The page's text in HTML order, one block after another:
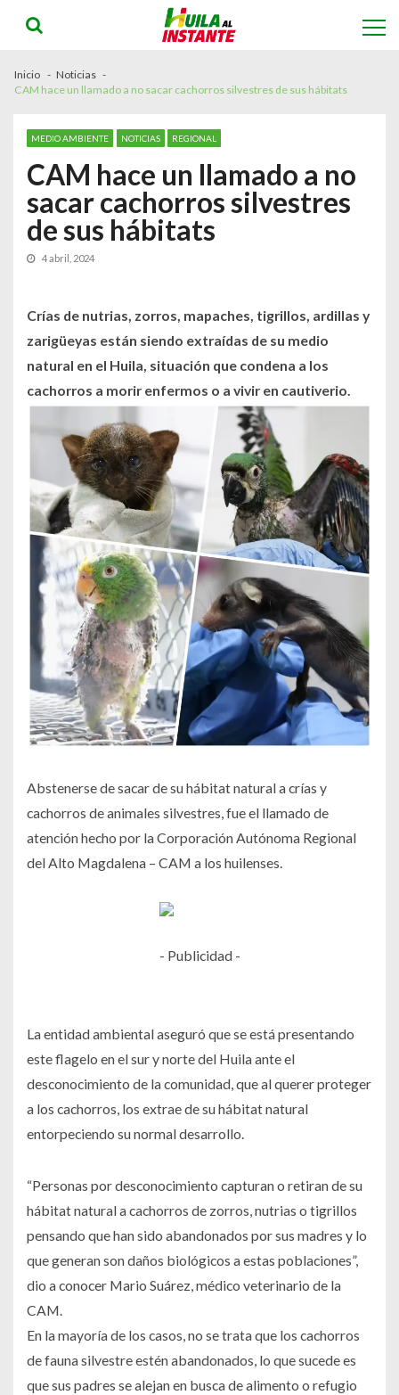
navigation
content
Inicio
Noticias
CAM hace un llamado a no sacar cachorros silvestres de sus hábitats
MEDIO AMBIENTE NOTICIAS REGIONAL
CAM hace un llamado a no
sacar cachorros silvestres
de sus hábitats
4 abril, 2024
Crías de nutrias, zorros, mapaches, tigrillos, ardillas y
zarigüeyas están siendo extraídas de su medio
natural en el Huila, situación que condena a los
cachorros a morir enfermos o a vivir en cautiverio.
Abstenerse de sacar de su hábitat natural a crías y
cachorros de animales silvestres, fue el llamado de
atención hecho por la Corporación Autónoma Regional
del Alto Magdalena – CAM a los huilenses.
- Publicidad -
La entidad ambiental aseguró que se está presentando
este flagelo en el sur y norte del Huila ante el
desconocimiento de la comunidad, que al querer proteger
a los cachorros, los extrae de su hábitat natural
entorpeciendo su normal desarrollo.
“Personas por desconocimiento capturan o retiran de su
hábitat natural a cachorros de zorros, nutrias o tigrillos
pensando que han sido abandonados por sus madres y lo
que generan son daños biológicos a estas poblaciones”,
dio a conocer Mario Suárez, médico veterinario de la
CAM.
En la mayoría de los casos, no se trata que los cachorros
de fauna silvestre estén abandonados, lo que sucede es
que sus padres se alejan en busca de alimento o refugio